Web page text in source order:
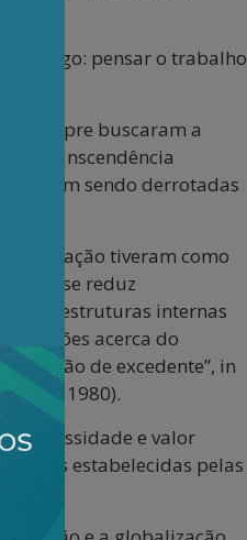
artigo: pensar o trabalho
sempre buscaram a
da transcendência
acabam sendo derrotadas
tiveram como
não se reduz
as estruturas internas
acerca do
de excedente”, in
1980).
necessidade e valor
estabelecidas pelas